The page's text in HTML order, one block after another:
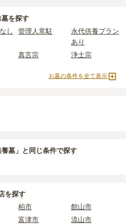
用が別途かかる場合があります。
く建てた際に行う儀式のための費
ます。
を納める儀式のための費用。僧侶に渡
かります。
。契約後、毎年発生するケースがあり
び方によって大きく変わるため、見
。
ます。
資料請求でも各霊園の詳しい料金案
。
ただけます。
と呼ばれるタイプです。個別のお墓に
がかからないため、費用が安く設定
〜30万円程度です。
墓を探す
し 管理人常駐
永代供養プラン
あり
真言宗 浄土宗
寺院墓地
お墓の条件を全て表示
養墓」と同じ条件で探す
を探す
柏市
館山市
富津市
流山市